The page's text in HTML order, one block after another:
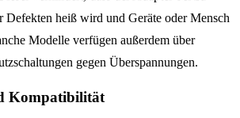
Defekten heiß wird und Geräte oder Mensch
Modelle verfügen außerdem über
gegen Überspannungen.
Kompatibilität